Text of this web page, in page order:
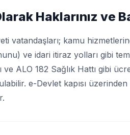
Haklarınız ve
vatandaşları; kamu
ve idari itiraz yolları gibi
ve ALO 182 Sağlık Hattı gibi
e-Devlet kapısı